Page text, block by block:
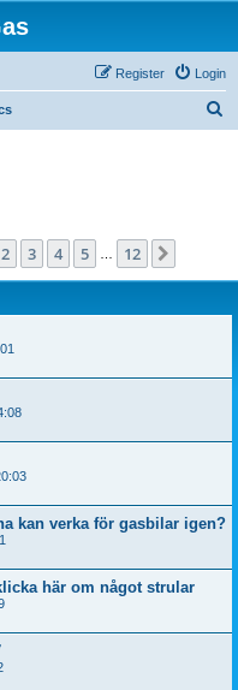
Login
Register
1of 12
2 3 4 5 12
kan verka för gasbilar igen?
här om något strular